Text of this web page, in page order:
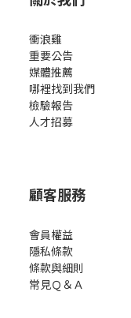
衝浪雞
重要公告
媒體推薦
哪裡找到我們
檢驗報告
人才招募
顧客服務
會員權益
隱私條款
條款與細則
常見Ｑ＆Ａ